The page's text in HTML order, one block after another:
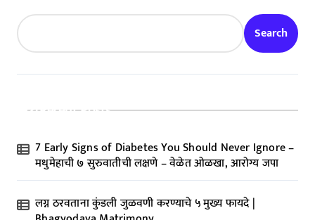
Search
Recent Posts
7 Early Signs of Diabetes You Should Never Ignore –
मधुमेहाची ७ सुरुवातीची लक्षणे – वेळेत ओळखा, आरोग्य जपा
लग्न ठरवताना कुंडली जुळवणी करण्याचे ५ मुख्य फायदे |